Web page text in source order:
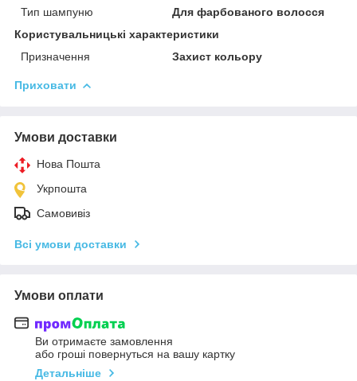
Тип шампуню
Для фарбованого волосся
Користувальницькі характеристики
Призначення
Захист кольору
Приховати
Умови доставки
Нова Пошта
Укрпошта
Самовивіз
Всі умови доставки
Умови оплати
Ви отримаєте замовлення
або гроші повернуться на вашу картку
Детальніше